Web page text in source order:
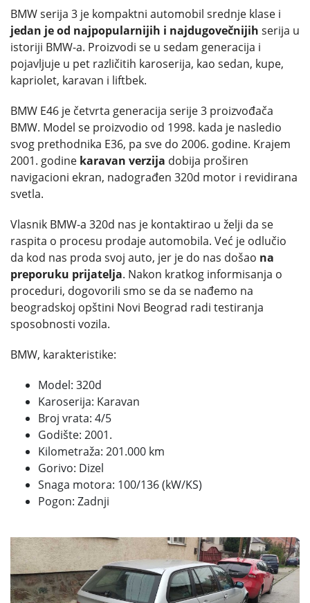
BMW serija 3 je kompaktni automobil srednje klase i
jedan je od najpopularnijih i najdugovečnijih serija u
istoriji BMW-a. Proizvodi se u sedam generacija i
pojavljuje u pet različitih karoserija, kao sedan, kupe,
kapriolet, karavan i liftbek.
BMW E46 je četvrta generacija serije 3 proizvođača
BMW. Model se proizvodio od 1998. kada je nasledio
svog prethodnika E36, pa sve do 2006. godine. Krajem
2001. godine karavan verzija dobija proširen
navigacioni ekran, nadograđen 320d motor i revidirana
svetla.
Vlasnik BMW-a 320d nas je kontaktirao u želji da se
raspita o procesu prodaje automobila. Već je odlučio
da kod nas proda svoj auto, jer je do nas došao na
preporuku prijatelja. Nakon kratkog informisanja o
proceduri, dogovorili smo se da se nađemo na
beogradskoj opštini Novi Beograd radi testiranja
sposobnosti vozila.
BMW, karakteristike:
Model: 320d
Karoserija: Karavan
Broj vrata: 4/5
Godište: 2001.
Kilometraža: 201.000 km
Gorivo: Dizel
Snaga motora: 100/136 (kW/KS)
Pogon: Zadnji